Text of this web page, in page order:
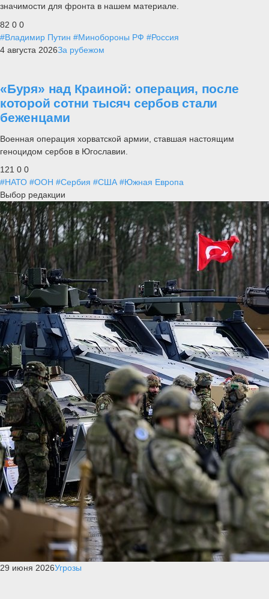
значимости для фронта в нашем материале.
82 0 0
#Владимир Путин #Минобороны РФ #Россия
4 августа 2026За рубежом
«Буря» над Краиной: операция, после
которой сотни тысяч сербов стали
беженцами
Военная операция хорватской армии, ставшая настоящим
геноцидом сербов в Югославии.
121 0 0
#НАТО #ООН #Сербия #США #Южная Европа
Выбор редакции
29 июня 2026Угрозы